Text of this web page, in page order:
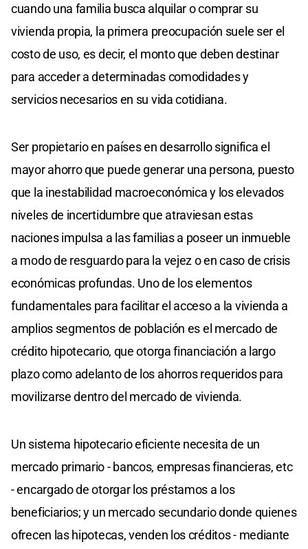
cuando una familia busca alquilar o comprar su
vivienda propia, la primera preocupación suele ser el
costo de uso, es decir, el monto que deben destinar
para acceder a determinadas comodidades y
servicios necesarios en su vida cotidiana.
Ser propietario en países en desarrollo significa el
mayor ahorro que puede generar una persona, puesto
que la inestabilidad macroeconómica y los elevados
niveles de incertidumbre que atraviesan estas
naciones impulsa a las familias a poseer un inmueble
a modo de resguardo para la vejez o en caso de crisis
económicas profundas. Uno de los elementos
fundamentales para facilitar el acceso a la vivienda a
amplios segmentos de población es el mercado de
crédito hipotecario, que otorga financiación a largo
plazo como adelanto de los ahorros requeridos para
movilizarse dentro del mercado de vivienda.
Un sistema hipotecario eficiente necesita de un
mercado primario - bancos, empresas financieras, etc
- encargado de otorgar los préstamos a los
beneficiarios; y un mercado secundario donde quienes
ofrecen las hipotecas, venden los créditos - mediante